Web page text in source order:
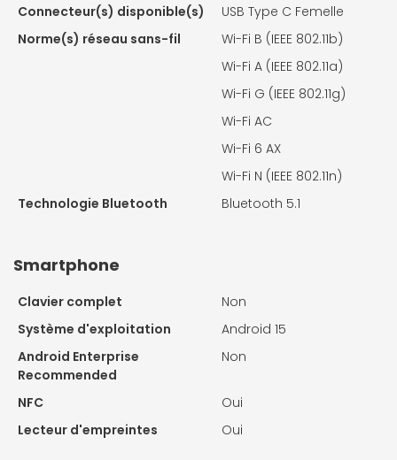
Connecteur(s) disponible(s)
USB Type C Femelle
Norme(s) réseau sans-fil
Wi-Fi B (IEEE 802.11b)
Wi-Fi A (IEEE 802.11a)
Wi-Fi G (IEEE 802.11g)
Wi-Fi AC
Wi-Fi 6 AX
Wi-Fi N (IEEE 802.11n)
Technologie Bluetooth
Bluetooth 5.1
Smartphone
Clavier complet
Non
Système d'exploitation
Android 15
Android Enterprise
Recommended
Non
NFC
Oui
Lecteur d'empreintes
Oui